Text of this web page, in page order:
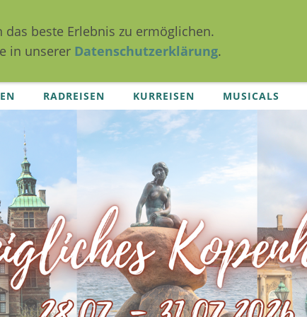
RADREISEN KURREISEN MUSICALS
beste Erlebnis zu ermöglichen.
in unserer Datenschutzerklärung.